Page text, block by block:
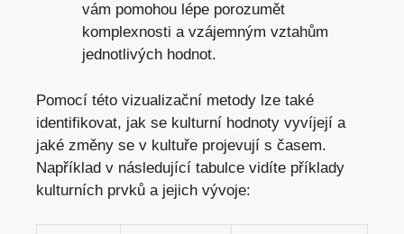
vám pomohou lépe porozumět
komplexnosti a vzájemným vztahům
jednotlivých hodnot.
Pomocí této vizualizační metody lze také
identifikovat, jak se kulturní hodnoty vyvíjejí a
jaké změny se v kultuře projevují s časem.
Například v následující tabulce vidíte příklady
kulturních prvků a jejich vývoje: